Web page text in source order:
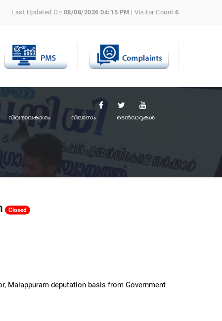
Last Updated On 08/08/2026 04:15 PM | Visitor Count6
വിവരാവകാശം വിലാസം ടെൻഡറുകൾ
Closed
Malappuram deputation basis from Government